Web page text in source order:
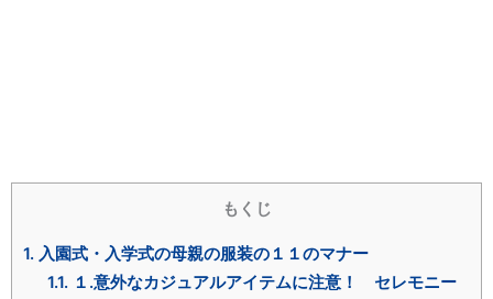
もくじ
1. 入園式・入学式の母親の服装の１１のマナー
1.1. １.意外なカジュアルアイテムに注意！ セレモニー